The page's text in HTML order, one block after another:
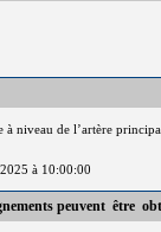
niveau de l’artère
à 10:00:00
peuvent être